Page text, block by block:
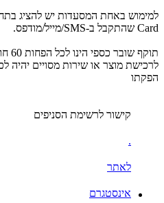
Card שהתקבל ב-SMS/מייל/מודפס.
הפקתו
קישור לרשימת הסניפים
.
לאתר
אינסטגרם